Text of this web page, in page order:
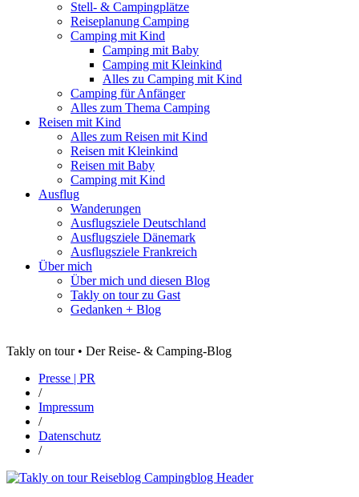
Stell- & Campingplätze
Reiseplanung Camping
Camping mit Kind
Camping mit Baby
Camping mit Kleinkind
Alles zu Camping mit Kind
Camping für Anfänger
Alles zum Thema Camping
Reisen mit Kind
Alles zum Reisen mit Kind
Reisen mit Kleinkind
Reisen mit Baby
Camping mit Kind
Ausflug
Wanderungen
Ausflugsziele Deutschland
Ausflugsziele Dänemark
Ausflugsziele Frankreich
Über mich
Über mich und diesen Blog
Takly on tour zu Gast
Gedanken + Blog
Takly on tour • Der Reise- & Camping-Blog
Presse | PR
/
Impressum
/
Datenschutz
/